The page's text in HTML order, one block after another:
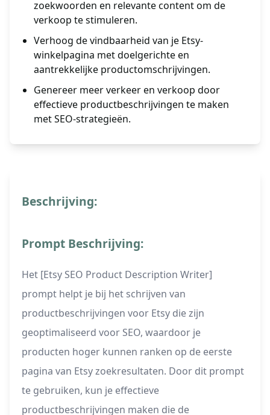
zoekwoorden en relevante content om de
verkoop te stimuleren.
Verhoog de vindbaarheid van je Etsy-
winkelpagina met doelgerichte en
aantrekkelijke productomschrijvingen.
Genereer meer verkeer en verkoop door
effectieve productbeschrijvingen te maken
met SEO-strategieën.
Beschrijving:
Prompt Beschrijving:
Het [Etsy SEO Product Description Writer]
prompt helpt je bij het schrijven van
productbeschrijvingen voor Etsy die zijn
geoptimaliseerd voor SEO, waardoor je
producten hoger kunnen ranken op de eerste
pagina van Etsy zoekresultaten. Door dit prompt
te gebruiken, kun je effectieve
productbeschrijvingen maken die de